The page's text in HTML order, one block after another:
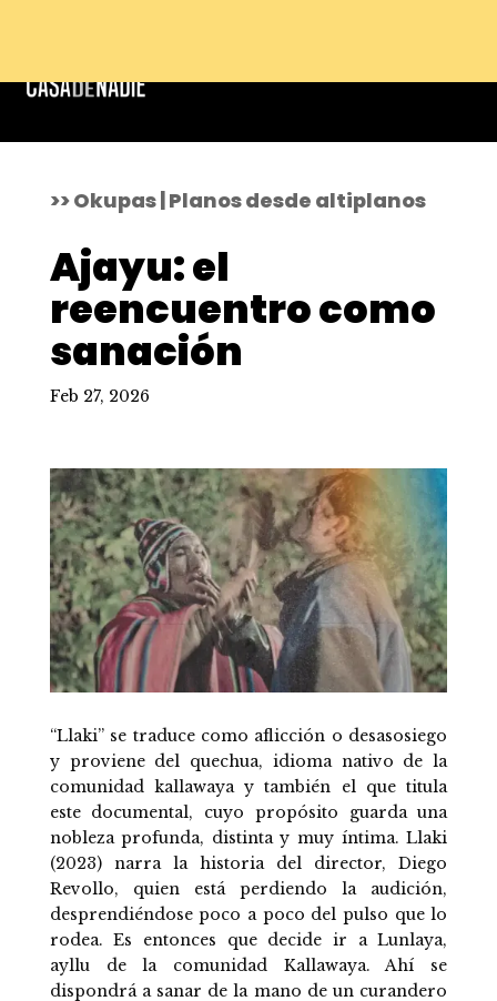
>> Okupas | Planos desde altiplanos
Ajayu: el
reencuentro como
sanación
Feb 27, 2026
“Llaki” se traduce como aflicción o desasosiego
y proviene del quechua, idioma nativo de la
comunidad kallawaya y también el que titula
este documental, cuyo propósito guarda una
nobleza profunda, distinta y muy íntima. Llaki
(2023) narra la historia del director, Diego
Revollo, quien está perdiendo la audición,
desprendiéndose poco a poco del pulso que lo
rodea. Es entonces que decide ir a Lunlaya,
ayllu de la comunidad Kallawaya. Ahí se
dispondrá a sanar de la mano de un curandero